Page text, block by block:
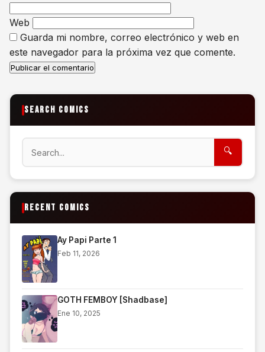
Web
Guarda mi nombre, correo electrónico y web en
este navegador para la próxima vez que comente.
SEARCH COMICS
🔍
RECENT COMICS
Ay Papi Parte 1
Feb 11, 2026
GOTH FEMBOY [Shadbase]
Ene 10, 2025